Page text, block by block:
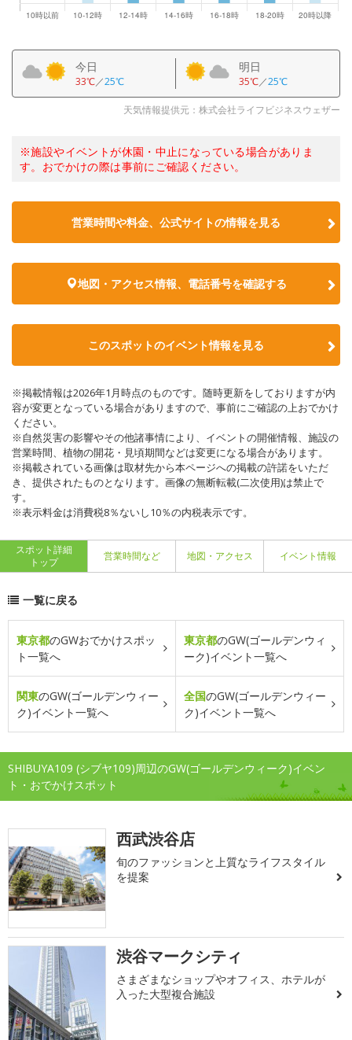
今日
33℃／25℃
明日
35℃／25℃
天気情報提供元：株式会社ライフビジネスウェザー
※施設やイベントが休園・中止になっている場合がありま
す。おでかけの際は事前にご確認ください。
営業時間や料金、公式サイトの情報を見る
地図・アクセス情報、電話番号を確認する
このスポットのイベント情報を見る
※掲載情報は2026年1月時点のものです。随時更新をしておりますが内
容が変更となっている場合がありますので、事前にご確認の上おでかけ
ください。
※自然災害の影響やその他諸事情により、イベントの開催情報、施設の
営業時間、植物の開花・見頃期間などは変更になる場合があります。
※掲載されている画像は取材先から本ページへの掲載の許諾をいただ
き、提供されたものとなります。画像の無断転載(二次使用)は禁止で
す。
※表示料金は消費税8％ないし10％の内税表示です。
スポット詳細
トップ
営業時間など 地図・アクセス イベント情報
一覧に戻る
東京都のGWおでかけスポッ
ト一覧へ
東京都のGW(ゴールデンウィ
ーク)イベント一覧へ
関東のGW(ゴールデンウィー
ク)イベント一覧へ
全国のGW(ゴールデンウィー
ク)イベント一覧へ
SHIBUYA109 (シブヤ109)周辺のGW(ゴールデンウィーク)イベン
ト・おでかけスポット
西武渋谷店
旬のファッションと上質なライフスタイル
を提案
渋谷マークシティ
さまざまなショップやオフィス、ホテルが
入った大型複合施設